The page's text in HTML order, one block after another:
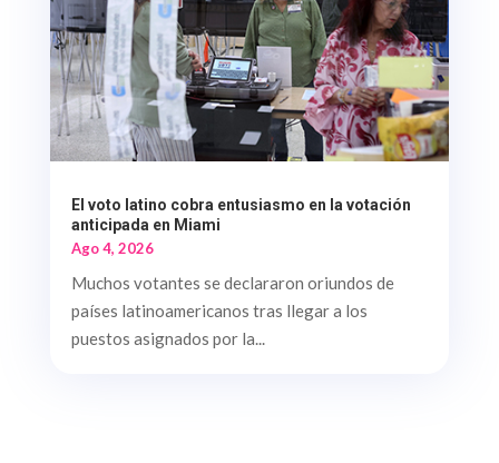
El voto latino cobra entusiasmo en la votación
anticipada en Miami
Ago 4, 2026
Muchos votantes se declararon oriundos de
países latinoamericanos tras llegar a los
puestos asignados por la...